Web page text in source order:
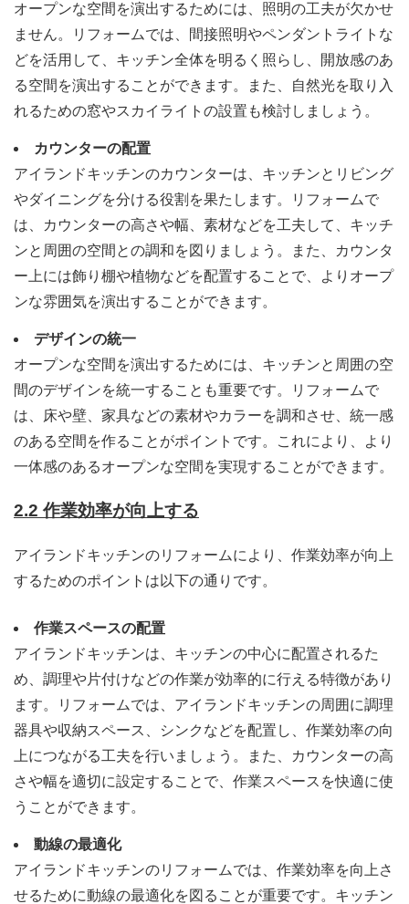
オープンな空間を演出するためには、照明の工夫が欠かせ
ません。リフォームでは、間接照明やペンダントライトな
どを活用して、キッチン全体を明るく照らし、開放感のあ
る空間を演出することができます。また、自然光を取り入
れるための窓やスカイライトの設置も検討しましょう。
カウンターの配置
アイランドキッチンのカウンターは、キッチンとリビング
やダイニングを分ける役割を果たします。リフォームで
は、カウンターの高さや幅、素材などを工夫して、キッチ
ンと周囲の空間との調和を図りましょう。また、カウンタ
ー上には飾り棚や植物などを配置することで、よりオープ
ンな雰囲気を演出することができます。
デザインの統一
オープンな空間を演出するためには、キッチンと周囲の空
間のデザインを統一することも重要です。リフォームで
は、床や壁、家具などの素材やカラーを調和させ、統一感
のある空間を作ることがポイントです。これにより、より
一体感のあるオープンな空間を実現することができます。
2.2 作業効率が向上する
アイランドキッチンのリフォームにより、作業効率が向上
するためのポイントは以下の通りです。
作業スペースの配置
アイランドキッチンは、キッチンの中心に配置されるた
め、調理や片付けなどの作業が効率的に行える特徴があり
ます。リフォームでは、アイランドキッチンの周囲に調理
器具や収納スペース、シンクなどを配置し、作業効率の向
上につながる工夫を行いましょう。また、カウンターの高
さや幅を適切に設定することで、作業スペースを快適に使
うことができます。
動線の最適化
アイランドキッチンのリフォームでは、作業効率を向上さ
せるために動線の最適化を図ることが重要です。キッチン